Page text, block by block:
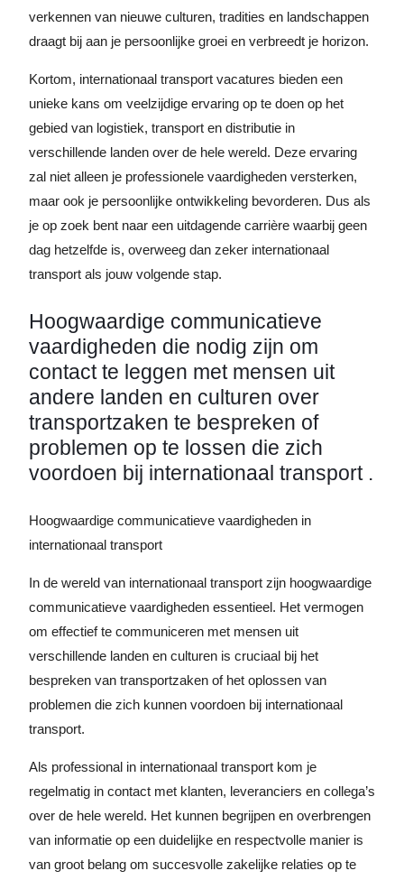
verkennen van nieuwe culturen, tradities en landschappen
draagt bij aan je persoonlijke groei en verbreedt je horizon.
Kortom, internationaal transport vacatures bieden een
unieke kans om veelzijdige ervaring op te doen op het
gebied van logistiek, transport en distributie in
verschillende landen over de hele wereld. Deze ervaring
zal niet alleen je professionele vaardigheden versterken,
maar ook je persoonlijke ontwikkeling bevorderen. Dus als
je op zoek bent naar een uitdagende carrière waarbij geen
dag hetzelfde is, overweeg dan zeker internationaal
transport als jouw volgende stap.
Hoogwaardige communicatieve
vaardigheden die nodig zijn om
contact te leggen met mensen uit
andere landen en culturen over
transportzaken te bespreken of
problemen op te lossen die zich
voordoen bij internationaal transport .
Hoogwaardige communicatieve vaardigheden in
internationaal transport
In de wereld van internationaal transport zijn hoogwaardige
communicatieve vaardigheden essentieel. Het vermogen
om effectief te communiceren met mensen uit
verschillende landen en culturen is cruciaal bij het
bespreken van transportzaken of het oplossen van
problemen die zich kunnen voordoen bij internationaal
transport.
Als professional in internationaal transport kom je
regelmatig in contact met klanten, leveranciers en collega’s
over de hele wereld. Het kunnen begrijpen en overbrengen
van informatie op een duidelijke en respectvolle manier is
van groot belang om succesvolle zakelijke relaties op te